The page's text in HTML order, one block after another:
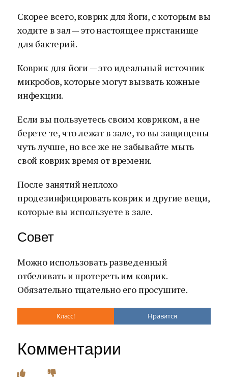
Скорее всего, коврик для йоги, с которым вы
ходите в зал — это настоящее пристанище
для бактерий.
Коврик для йоги — это идеальный источник
микробов, которые могут вызвать кожные
инфекции.
Если вы пользуетесь своим ковриком, а не
берете те, что лежат в зале, то вы защищены
чуть лучше, но все же не забывайте мыть
свой коврик время от времени.
После занятий неплохо
продезинфицировать коврик и другие вещи,
которые вы используете в зале.
Совет
Можно использовать разведенный
отбеливать и протереть им коврик.
Обязательно тщательно его просушите.
Класс! Нравится
Комментарии